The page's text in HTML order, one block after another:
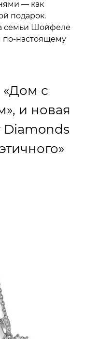
— как
подарок.
семьи Шойфеле
по-настоящему
«Дом с
и новая
Diamonds